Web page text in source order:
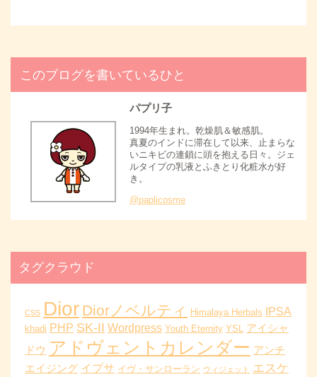
このブログを書いているひと
パプリ子
1994年生まれ。乾燥肌＆敏感肌。
真夏のインドに滞在して以来、止まらな
いニキビの連鎖に頭を抱える日々。ジェ
ルタイプの乳液とふきとり化粧水が好
き。
@paplicosme
タグクラウド
CSS Dior Diorノベルティ Himalaya Herbals IPSA
khadi PHP SK-II Wordpress Youth Eternity YSL
アイシャ
ドウ アドヴェントカレンダー アンチ
エイジング イプサ イヴ・サンローラン ウィジェット
エスケ